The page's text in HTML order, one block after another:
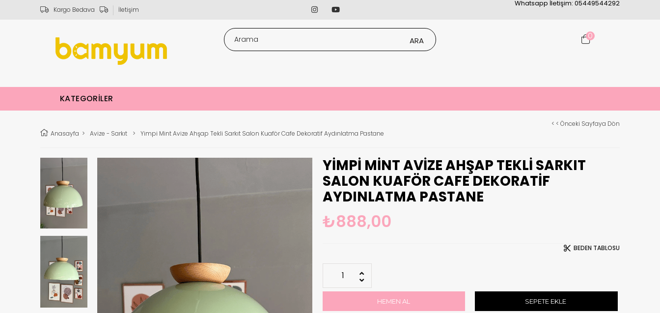
Kargo Bedava İletişim
Whatsapp İletişim: 05449544292
0
KATEGORİLER
Anasayfa > Avize - Sarkıt > Yimpi Mint Avize Ahşap Tekli Sarkıt Salon Kuaför Cafe Dekoratif Aydınlatma Pastane
< < Önceki Sayfaya Dön
YIMPI MINT AVIZE AHŞAP TEKLI SARKIT
SALON KUAFÖR CAFE DEKORATIF
AYDINLATMA PASTANE
₺888,00
BEDEN TABLOSU